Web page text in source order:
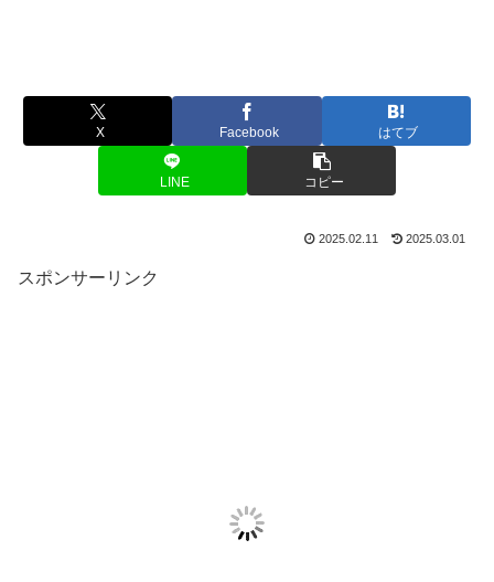
X Facebook はてブ
LINE コピー
2025.02.11 2025.03.01
スポンサーリンク